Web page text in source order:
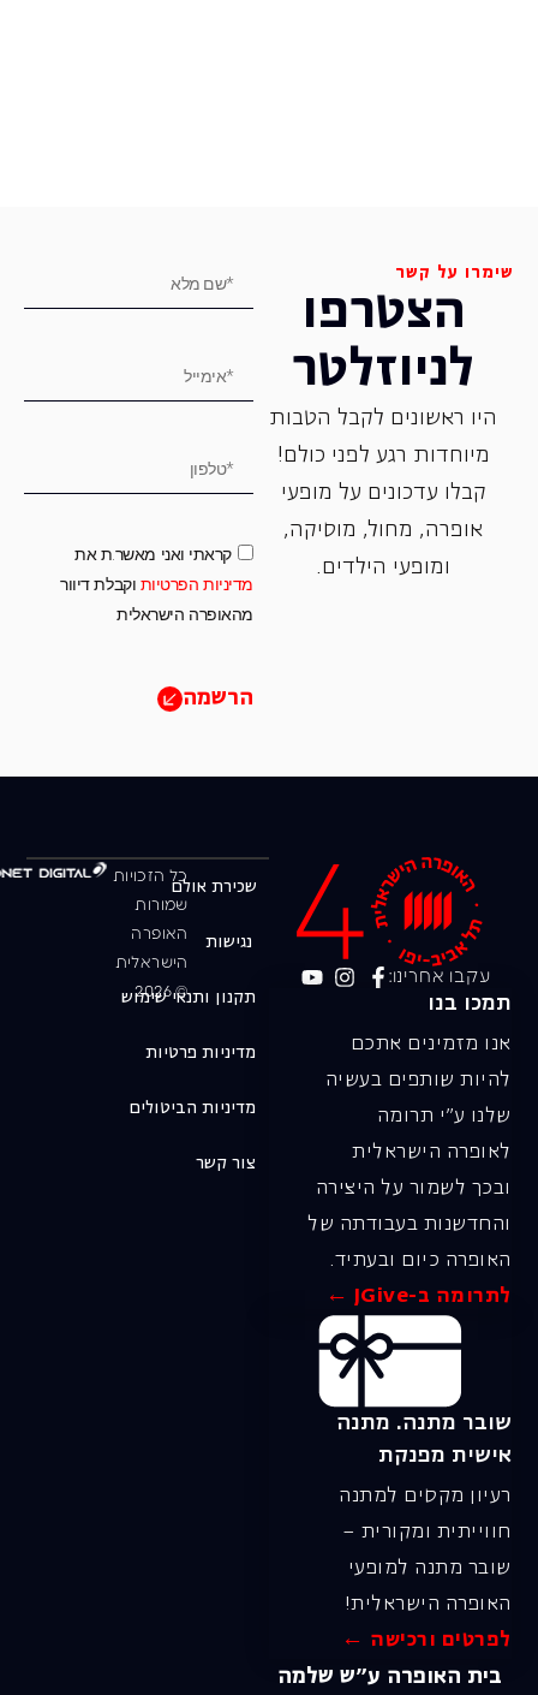
שימרו על קשר
הצטרפו
לניוזלטר
היו ראשונים לקבל הטבות
מיוחדות רגע לפני כולם!
קבלו עדכונים על מופעי
אופרה, ‏מחול, ‏מוסיקה,
ומופעי הילדים.
קראתי ואני מאשר.ת את
מדיניות הפרטיות וקבלת דיוור
מהאופרה הישראלית
הרשמה
עקבו אחרינו:
תמכו בנו
אנו מזמינים אתכם
להיות שותפים בעשיה
שלנו ע"י תרומה
לאופרה הישראלית
ובכך לשמור על היצירה
והחדשנות בעבודתה של
האופרה כיום ובעתיד.
לתרומה ב-JGive ←
שובר מתנה. מתנה
אישית מפנקת
רעיון מקסים למתנה
חווייתית ומקורית –
שובר מתנה למופעי
האופרה הישראלית!
לפרטים ורכישה ←
בית האופרה ע״ש שלמה
כל הזכויות
שמורות
האופרה
הישראלית
© 2026
שכירת אולם
נגישות
תקנון ותנאי שימוש
מדיניות פרטיות
מדיניות הביטולים
צור קשר